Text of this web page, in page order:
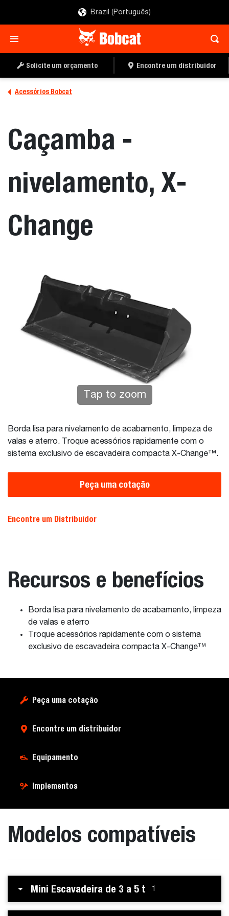
Brazil (Português)
Solicite um orçamento Encontre um distribuidor
Acessórios Bobcat
Caçamba -
nivelamento, X-
Change
Tap to zoom
Borda lisa para nivelamento de acabamento, limpeza de
valas e aterro. Troque acessórios rapidamente com o
sistema exclusivo de escavadeira compacta X-Change™.
Peça uma cotação
Encontre um Distribuidor
Recursos e benefícios
Borda lisa para nivelamento de acabamento, limpeza
de valas e aterro
Troque acessórios rapidamente com o sistema
exclusivo de escavadeira compacta X-Change™
Peça uma cotação
Encontre um distribuidor
Equipamento
Implementos
PEÇA UMA COTAÇÃO
ENCONTRE UM
Modelos compatíveis
Mini Escavadeira de 3 a 5 t 1